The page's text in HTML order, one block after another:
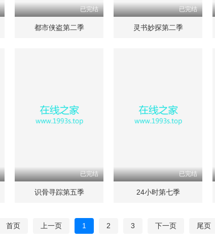
已完结
都市侠盗第二季
已完结
灵书妙探第二季
已完结
识骨寻踪第五季
已完结
24小时第七季
首页 上一页 1 2 3 下一页 尾页